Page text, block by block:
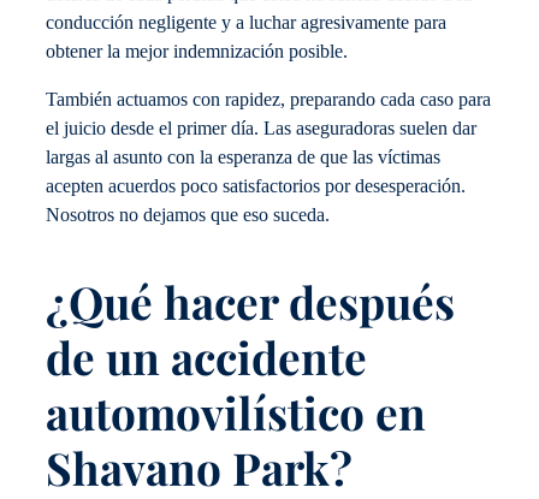
conducción negligente y a luchar agresivamente para
obtener la mejor indemnización posible.
También actuamos con rapidez, preparando cada caso para
el juicio desde el primer día. Las aseguradoras suelen dar
largas al asunto con la esperanza de que las víctimas
acepten acuerdos poco satisfactorios por desesperación.
Nosotros no dejamos que eso suceda.
¿Qué hacer después
de un accidente
automovilístico en
Shavano Park?